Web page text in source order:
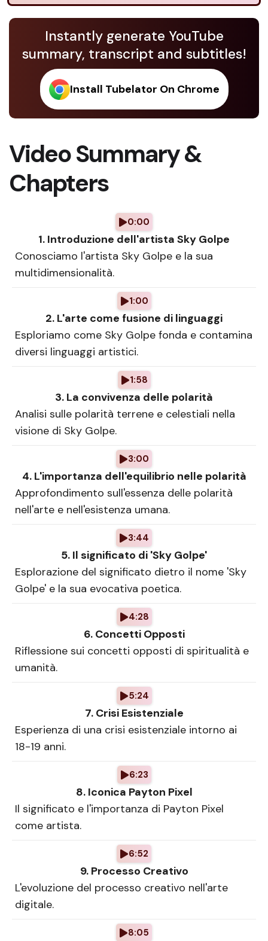
Instantly generate YouTube
summary, transcript and subtitles!
Install Tubelator On Chrome
Video Summary &
Chapters
0:00
1. Introduzione dell'artista Sky Golpe
Conosciamo l'artista Sky Golpe e la sua
multidimensionalità.
1:00
2. L'arte come fusione di linguaggi
Esploriamo come Sky Golpe fonda e contamina
diversi linguaggi artistici.
1:58
3. La convivenza delle polarità
Analisi sulle polarità terrene e celestiali nella
visione di Sky Golpe.
3:00
4. L'importanza dell'equilibrio nelle polarità
Approfondimento sull'essenza delle polarità
nell'arte e nell'esistenza umana.
3:44
5. Il significato di 'Sky Golpe'
Esplorazione del significato dietro il nome 'Sky
Golpe' e la sua evocativa poetica.
4:28
6. Concetti Opposti
Riflessione sui concetti opposti di spiritualità e
umanità.
5:24
7. Crisi Esistenziale
Esperienza di una crisi esistenziale intorno ai
18-19 anni.
6:23
8. Iconica Payton Pixel
Il significato e l'importanza di Payton Pixel
come artista.
6:52
9. Processo Creativo
L'evoluzione del processo creativo nell'arte
digitale.
8:05